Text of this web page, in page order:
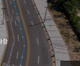
항